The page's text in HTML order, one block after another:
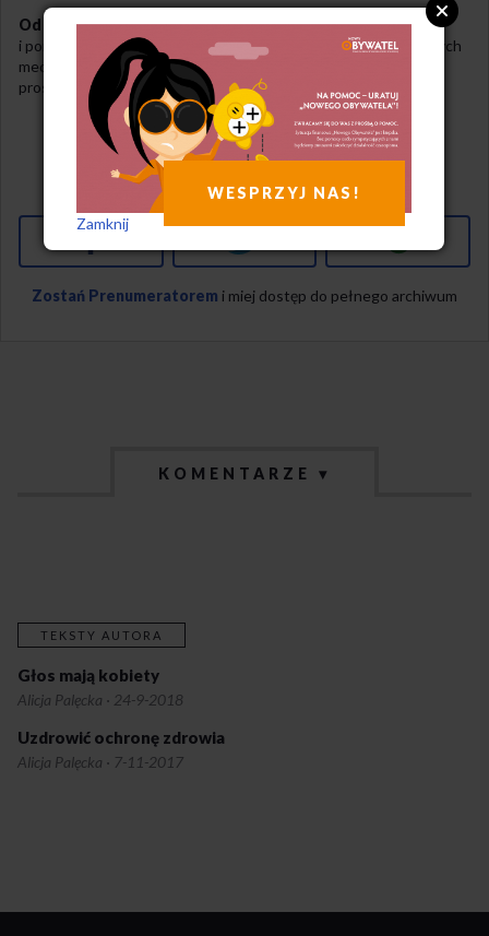
Od redakcji: Jeśli „Nowy Obywatel” ma się nadal ukazywać
i poruszać tematy, jakich wcale lub prawie nie znajdziecie w innych
mediach, potrzebne jest Wasze wsparcie finansowe – spójrzcie
proszę na sąsiednią stronę.
Z NUMERU Nowy Obywatel 27(78) / Jesień 2018
PODZIEL SIĘ ZE ZNAJOMYMI
Google+
Zostań Prenumeratorem i miej dostęp do pełnego archiwum
KOMENTARZE ▾
TEKSTY AUTORA
Głos mają kobiety
Alicja Palęcka · 24-9-2018
Uzdrowić ochronę zdrowia
Alicja Palęcka · 7-11-2017
WESPRZYJ NAS!
Zamknij